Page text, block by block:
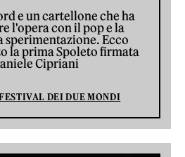
e un cartellone che ha
l'opera con il pop e la
sperimentazione. Ecco
la prima Spoleto firmata
Cipriani
DEI DUE MONDI